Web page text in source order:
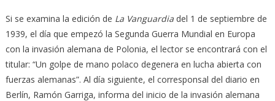
Si se examina la edición de La Vanguardiadel 1 de septiembre de
1939, el día que empezó la Segunda Guerra Mundial en Europa
con la invasión alemana de Polonia, el lector se encontrará con el
titular: “Un golpe de mano polaco degenera en lucha abierta con
fuerzas alemanas”. Al día siguiente, el corresponsal del diario en
Berlín, Ramón Garriga, informa del inicio de la invasión alemana